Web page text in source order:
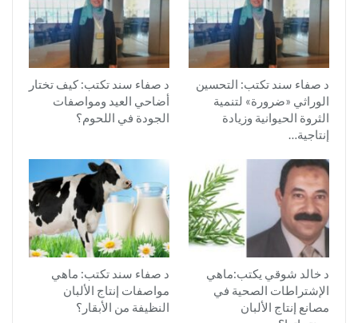
د صفاء سند تكتب: التحسين
الوراثي «ضرورة» لتنمية
الثروة الحيوانية وزيادة
إنتاجية…
د صفاء سند تكتب: كيف تختار
أضاحي العيد ومواصفات
الجودة في اللحوم؟
د خالد شوقي يكتب:ماهي
الإشتراطات الصحية في
مصانع إنتاج الألبان
د صفاء سند تكتب: ماهي
مواصفات إنتاج الألبان
النظيفة من الأبقار؟